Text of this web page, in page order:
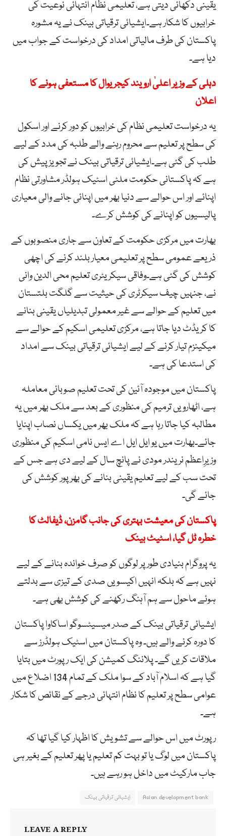
یقینی دکھائی دیتی ہے، تعلیمی نظام انتہائی نوعیت کی
خرابیوں کا شکار ہے۔ایشیائی ترقیاتی بینک نے یہ مشورہ
پاکستان کی طرف مالیاتی امداد کی درخواست کے جواب میں
دیا ہے۔
دہلی کے وزیر اعلیٰ ارویند کیجریوال کا مستعفی ہونے کا
اعلان
یہ درخواست تعلیمی نظام کی خرابیوں کو دور کرنے اور اسکول
کی سطح پر تعلیم سے محروم رہنے والے طلبہ کی مدد کے لیے
طلب کی گئی ہے۔ایشیائی ترقیاتی بینک نے تجویز پیش کی
ہے کہ پاکستانی حکومت ملٹی اسٹیک ہولڈر مشاورتی نظام
اپنائے اور اس حوالے سے دنیا بھر میں اپنائی جانے والی معیاری
پالیسیوں کو اپنانے کی کوشش کرے۔
بھارت میں مرکزی حکومت کے تعاون سے جاری منصوبوں کے
ذریعے عمومی سطح پر تعلیمی معیار بلند کرنے کی اچھی
کوشش کی گئی ہے۔وفاقی سیکریٹری تعلیم محی الدین وانی
نے، جنہیں چیف سیکرٹری کی حیثیت سے گلگت بلتستان
میں تعلیم کے حوالے سے غیر معمولی تبدیلیاں یقینی بنانے
کا کریڈٹ دیا جاتا ہے، مرکزی تعلیمی اسکیم کے حوالے سے
میکینزم تیار کرنے کے لیے ایشیائی ترقیاتی بینک سے امداد
کی استدعا کی ہے۔
پاکستان میں موجودہ آئین کی تحت تعلیم صوبائی معاملہ
ہے، اٹھارویں ترمیم کی منظوری کے بعد سے ملک بھر میں یہ
مطالبہ کیا جاتا رہا ہے کہ ملک بھر میں یکساں نصاب اپنایا
جائے۔بھارت میں یو ایل ایل اے ایس نامی اسکیم کی منظوری
وزیرِاعظم نریندر مودی نے پانچ سال کے لیے دی ہے جس کے
تحت سب کے لیے تعلیم یقینی بنانے کی بھرپور کوشش کی
جائے گی۔
پاکستان کی معیشت بہتری کی جانب گامزن، ڈیفالٹ کا
خطرہ ٹل گیا، اسٹیٹ بینک
یہ پروگرام بنیادی طور پر لوگوں کو صرف خواندہ بنانے کے لیے
نہیں ہے کہ بلکہ انہیں اکیسویں صدی کے تیزی سے بدلتے
ہوئے ماحول سے ہم آہنگ رکھنے کی کوشش بھی ہے۔
ایشیائی ترقیاتی بینک کے صدر میسیٹسوگو اساکاوا پاکستان
کا دورہ کرنے والے ہیں۔ وہ پاکستان میں اسٹیک ہولڈرز سے
ملاقات کریں گے۔ پلاننگ کمیشن کی ایک رپورٹ میں بتایا
گیا ہے کہ اسلام آباد کے سوا ملک کے تمام 134 اضلاع میں
عوامی سطح پر تعلیم کا نظام انتہائی درجے کے نقائص کا شکار
ہے۔
رپورٹ میں اس حوالے سے تشویش کا اظہار کیا گیا تھا کہ
پاکستان میں لوگ یا تو بہت کم تعلیم یا پھر تعلیم کے بغیر ہی
جاب مارکیٹ میں داخل ہو رہے ہیں۔
Asian development bank ایشیائی ترقیاتی بینک
LEAVE A REPLY